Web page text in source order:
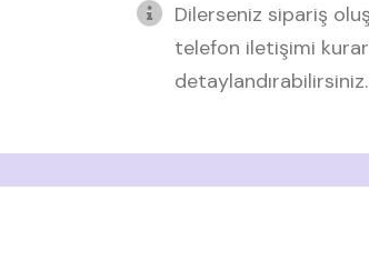
Dilerseniz sipariş
telefon iletişimi
detaylandırabilirsiniz.